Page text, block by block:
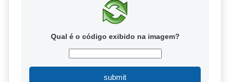
Qual é o código exibido na imagem?
submit